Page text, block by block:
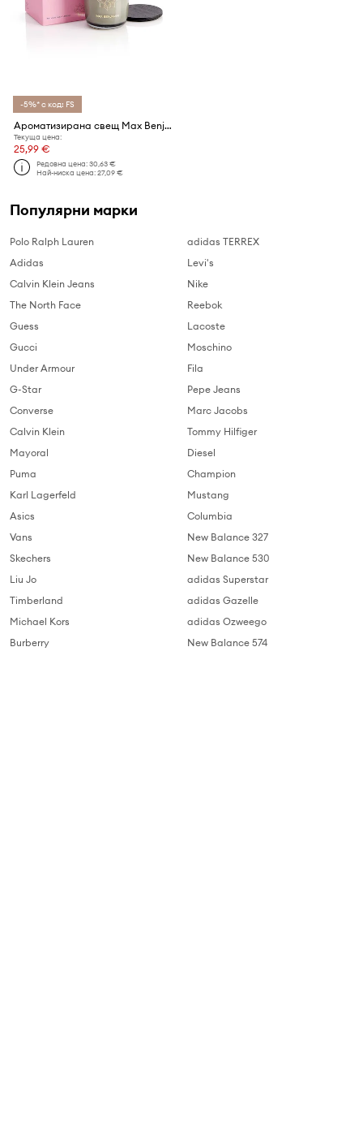
-5%* с код: FS
Ароматизирана свещ Max Benjamin Pink Pepper 210g
Текуща цена:
25,99 €
Редовна цена:30,63 €
Най-ниска цена:27,09 €
Популярни марки
Polo Ralph Lauren
Adidas
Calvin Klein Jeans
The North Face
Guess
Gucci
Under Armour
G-Star
Converse
Calvin Klein
Mayoral
Puma
Karl Lagerfeld
Asics
Vans
Skechers
Liu Jo
Timberland
Michael Kors
Burberry
adidas TERREX
Levi's
Nike
Reebok
Lacoste
Moschino
Fila
Pepe Jeans
Marc Jacobs
Tommy Hilfiger
Diesel
Champion
Mustang
Columbia
New Balance 327
New Balance 530
adidas Superstar
adidas Gazelle
adidas Ozweego
New Balance 574